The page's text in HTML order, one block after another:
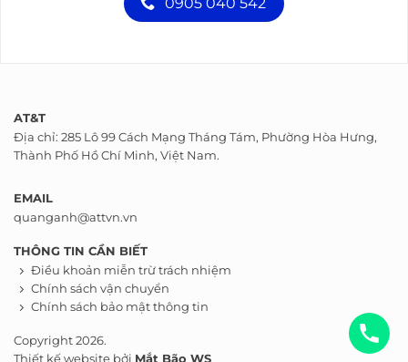
AT&T
Địa chỉ: 285 Lô 99 Cách Mạng Tháng Tám, Phường Hòa Hưng,
Thành Phố Hồ Chí Minh, Việt Nam.
EMAIL
quanganh@attvn.vn
THÔNG TIN CẦN BIẾT
Điều khoản miễn trừ trách nhiệm
Chính sách vận chuyển
Chính sách bảo mật thông tin
Copyright 2026.
Thiết kế website bởi Mắt Bão WS